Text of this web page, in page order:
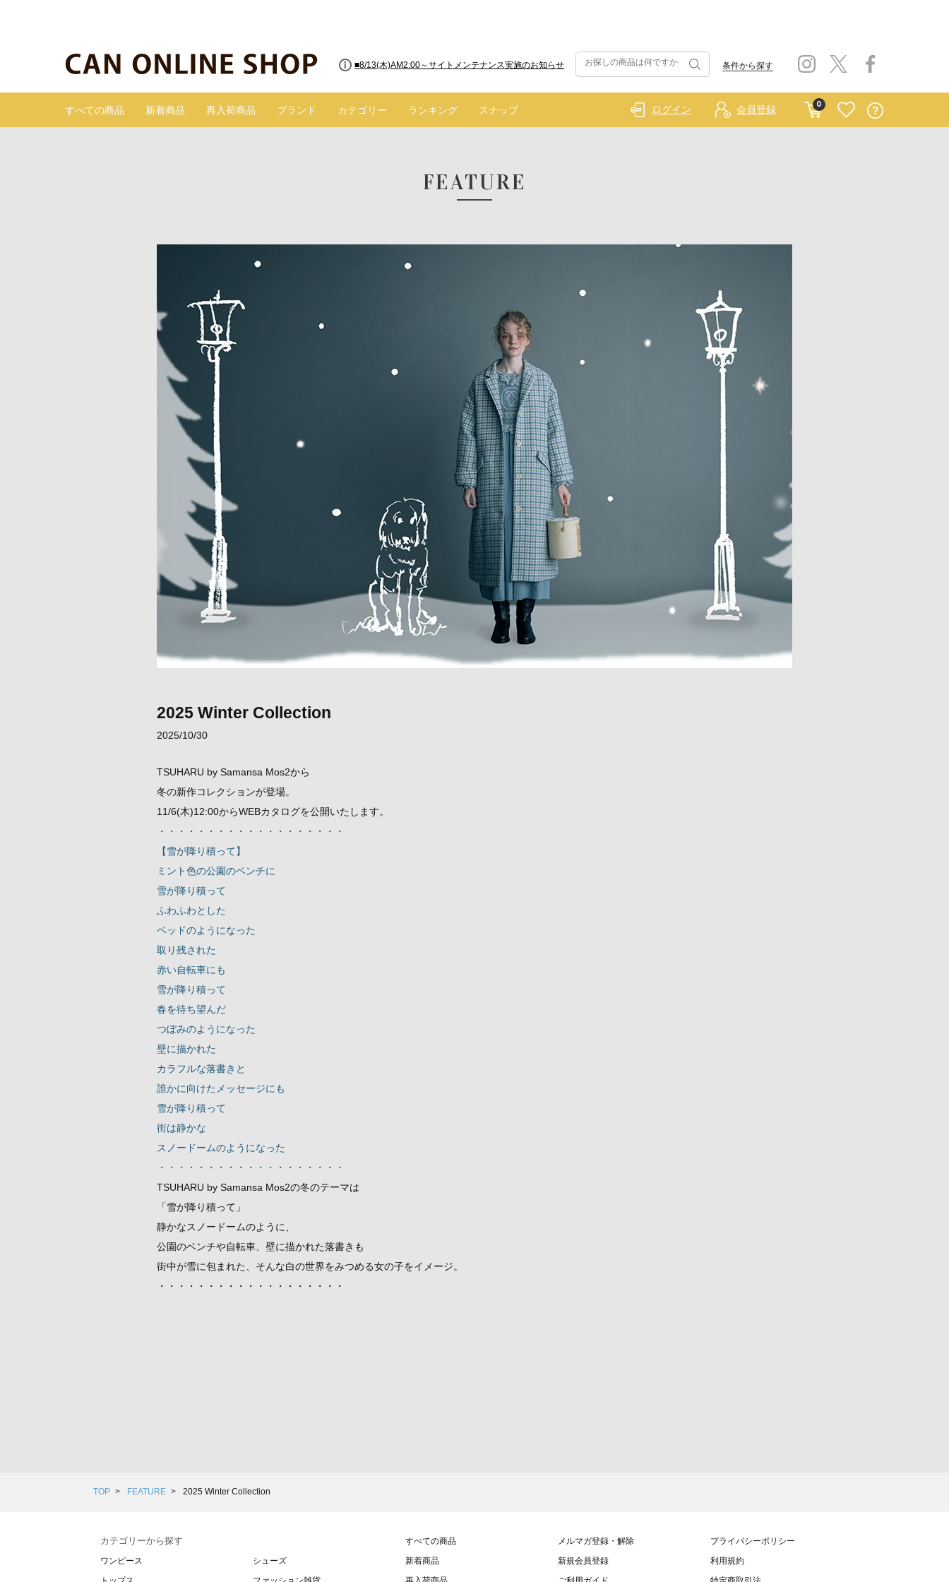
■8/13(木)AM2:00～サイトメンテナンス実施のお知らせ 条件から探す
すべての商品 新着商品 再入荷商品 ブランド カテゴリー ランキング スナップ
0
ログイン 会員登録
FEATURE
2025 Winter Collection
2025/10/30
TSUHARU by Samansa Mos2から
冬の新作コレクションが登場。
11/6(木)12:00からWEBカタログを公開いたします。
・・・・・・・・・・・・・・・・・・・
【雪が降り積って】
ミント色の公園のベンチに
雪が降り積って
ふわふわとした
ベッドのようになった
取り残された
赤い自転車にも
雪が降り積って
春を待ち望んだ
つぼみのようになった
壁に描かれた
カラフルな落書きと
誰かに向けたメッセージにも
雪が降り積って
街は静かな
スノードームのようになった
・・・・・・・・・・・・・・・・・・・
TSUHARU by Samansa Mos2の冬のテーマは
「雪が降り積って」
静かなスノードームのように、
公園のベンチや自転車、壁に描かれた落書きも
街中が雪に包まれた、そんな白の世界をみつめる女の子をイメージ。
・・・・・・・・・・・・・・・・・・・
TOP FEATURE 2025 Winter Collection
カテゴリーから探す
ワンピース
シューズ
すべての商品
新着商品
メルマガ登録・解除
新規会員登録
プライバシーポリシー
利用規約